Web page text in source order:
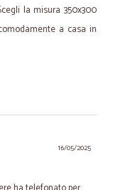
la misura 350x300
a casa in
16/05/2025